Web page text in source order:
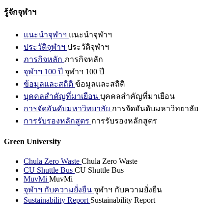
รู้จักจุฬาฯ
แนะนำจุฬาฯ แนะนำจุฬาฯ
ประวัติจุฬาฯ ประวัติจุฬาฯ
ภารกิจหลัก ภารกิจหลัก
จุฬาฯ 100 ปี จุฬาฯ 100 ปี
ข้อมูลและสถิติ ข้อมูลและสถิติ
บุคคลสำคัญที่มาเยือน บุคคลสำคัญที่มาเยือน
การจัดอันดับมหาวิทยาลัย การจัดอันดับมหาวิทยาลัย
การรับรองหลักสูตร การรับรองหลักสูตร
Green University
Chula Zero Waste Chula Zero Waste
CU Shuttle Bus CU Shuttle Bus
MuvMi MuvMi
จุฬาฯ กับความยั่งยืน จุฬาฯ กับความยั่งยืน
Sustainability Report Sustainability Report